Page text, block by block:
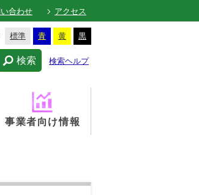
合わせ アクセス
標準 青 黄 黒
検索 検索ヘルプ
事業者向け情報